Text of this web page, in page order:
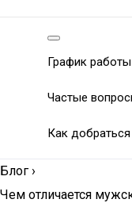
График работы
Частые
Как добраться
Блог ›
Чем отличается